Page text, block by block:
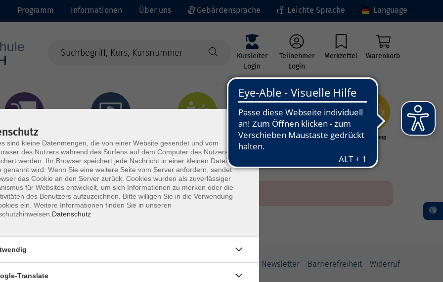
Programm Informationen Über uns Gebärdensprache Leichte Sprache Language
Kursleiter
Login
Teilnehmer
Login
Merkzettel Warenkorb
- Integration
Kunst - Kultur -
Grundbildung
Impressum Datenschutzerklärung AGB Newsletter Barrierefreiheit Widerruf
sind kleine Datenmengen, die von einer Website gesendet und vom
des Nutzers während des Surfens auf dem Computer des Nutzers
werden. Ihr Browser speichert jede Nachricht in einer kleinen Datei, die
genannt wird. Wenn Sie eine weitere Seite vom Server anfordern, sendet
das Cookie an den Server zurück. Cookies wurden als zuverlässiger
für Websites entwickelt, um sich Informationen zu merken oder die
des Benutzers aufzuzeichnen. Bitte willigen Sie in die Verwendung
ein. Weitere Informationen finden Sie in unseren
Datenschutz
×
Translate